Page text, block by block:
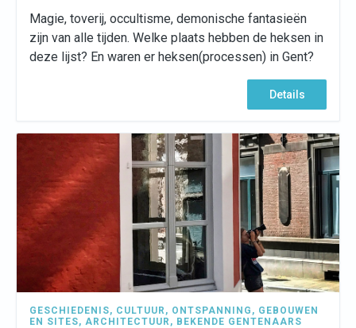
Magie, toverij, occultisme, demonische fantasieën
zijn van alle tijden. Welke plaats hebben de heksen in
deze lijst? En waren er heksen(processen) in Gent?
Details
GESCHIEDENIS, CULTUUR , ONTSPANNING , GEBOUWEN
EN SITES, ARCHITECTUUR , BEKENDE GENTENAARS